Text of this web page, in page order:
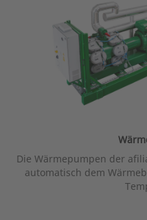
Die Wärmepumpen der
automatisch dem